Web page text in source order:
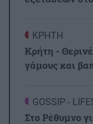
ΚΡΗΤΗ
Κρήτη -
γάμους και
GOSSIP -
Στο Ρέθυμνο